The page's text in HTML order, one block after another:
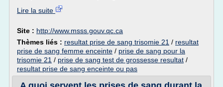
Lire la suite
Site : http://www.msss.gouv.qc.ca
Thèmes liés : resultat prise de sang trisomie 21 / resultat
prise de sang femme enceinte / prise de sang pour la
trisomie 21 / prise de sang test de grossesse resultat /
resultat prise de sang enceinte ou pas